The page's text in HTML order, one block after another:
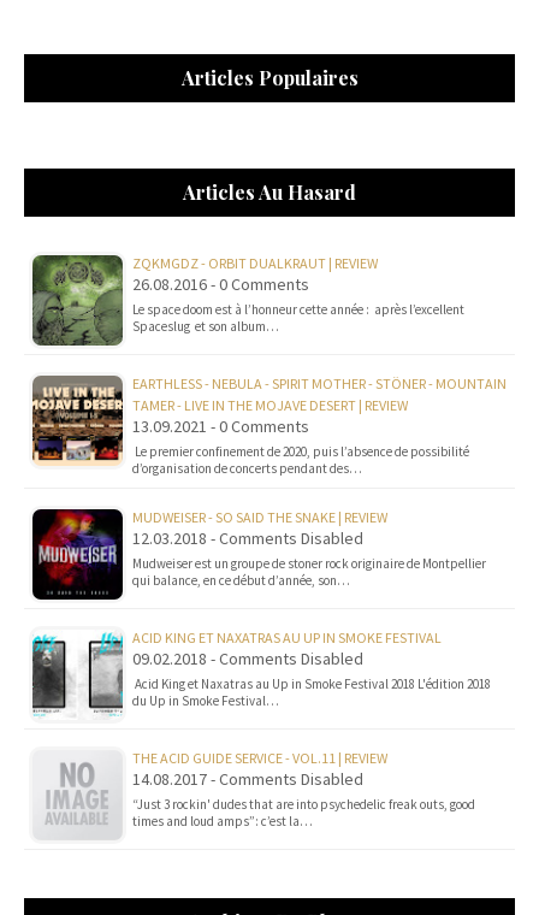
Articles Populaires
Articles Au Hasard
ZQKMGDZ - ORBIT DUALKRAUT | REVIEW
26.08.2016 - 0 Comments
Le space doom est à l’honneur cette année : après l’excellent
Spaceslug et son album…
EARTHLESS - NEBULA - SPIRIT MOTHER - STÖNER - MOUNTAIN
TAMER - LIVE IN THE MOJAVE DESERT | REVIEW
13.09.2021 - 0 Comments
Le premier confinement de 2020, puis l’absence de possibilité
d’organisation de concerts pendant des…
MUDWEISER - SO SAID THE SNAKE | REVIEW
12.03.2018 - Comments Disabled
Mudweiser est un groupe de stoner rock originaire de Montpellier
qui balance, en ce début d’année, son…
ACID KING ET NAXATRAS AU UP IN SMOKE FESTIVAL
09.02.2018 - Comments Disabled
Acid King et Naxatras au Up in Smoke Festival 2018 L'édition 2018
du Up in Smoke Festival…
THE ACID GUIDE SERVICE - VOL.11 | REVIEW
14.08.2017 - Comments Disabled
“Just 3 rockin' dudes that are into psychedelic freak outs, good
times and loud amps”: c’est la…